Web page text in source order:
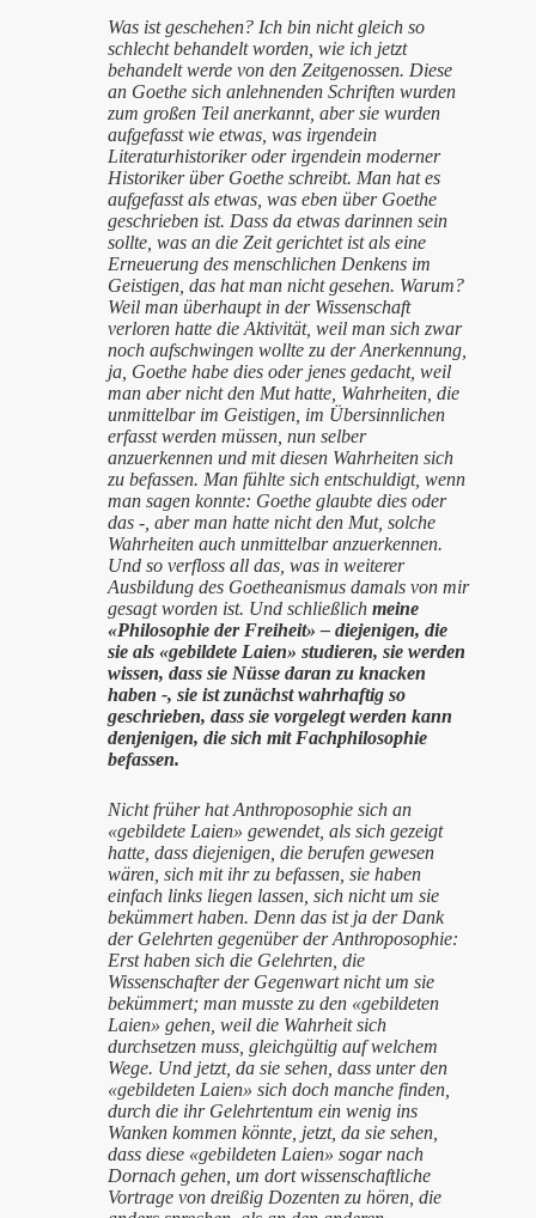
Was ist geschehen? Ich bin nicht gleich so
schlecht behandelt worden, wie ich jetzt
behandelt werde von den Zeitgenossen. Diese
an Goethe sich anlehnenden Schriften wurden
zum großen Teil anerkannt, aber sie wurden
aufgefasst wie etwas, was irgendein
Literaturhistoriker oder irgendein moderner
Historiker über Goethe schreibt. Man hat es
aufgefasst als etwas, was eben über Goethe
geschrieben ist. Dass da etwas darinnen sein
sollte, was an die Zeit gerichtet ist als eine
Erneuerung des menschlichen Denkens im
Geistigen, das hat man nicht gesehen. Warum?
Weil man überhaupt in der Wissenschaft
verloren hatte die Aktivität, weil man sich zwar
noch aufschwingen wollte zu der Anerkennung,
ja, Goethe habe dies oder jenes gedacht, weil
man aber nicht den Mut hatte, Wahrheiten, die
unmittelbar im Geistigen, im Übersinnlichen
erfasst werden müssen, nun selber
anzuerkennen und mit diesen Wahrheiten sich
zu befassen. Man fühlte sich entschuldigt, wenn
man sagen konnte: Goethe glaubte dies oder
das -, aber man hatte nicht den Mut, solche
Wahrheiten auch unmittelbar anzuerkennen.
Und so verfloss all das, was in weiterer
Ausbildung des Goetheanismus damals von mir
gesagt worden ist. Und schließlich meine
«Philosophie der Freiheit» – diejenigen, die
sie als «gebildete Laien» studieren, sie werden
wissen, dass sie Nüsse daran zu knacken
haben -, sie ist zunächst wahrhaftig so
geschrieben, dass sie vorgelegt werden kann
denjenigen, die sich mit Fachphilosophie
befassen.
Nicht früher hat Anthroposophie sich an
«gebildete Laien» gewendet, als sich gezeigt
hatte, dass diejenigen, die berufen gewesen
wären, sich mit ihr zu befassen, sie haben
einfach links liegen lassen, sich nicht um sie
bekümmert haben. Denn das ist ja der Dank
der Gelehrten gegenüber der Anthroposophie:
Erst haben sich die Gelehrten, die
Wissenschafter der Gegenwart nicht um sie
bekümmert; man musste zu den «gebildeten
Laien» gehen, weil die Wahrheit sich
durchsetzen muss, gleichgültig auf welchem
Wege. Und jetzt, da sie sehen, dass unter den
«gebildeten Laien» sich doch manche finden,
durch die ihr Gelehrtentum ein wenig ins
Wanken kommen könnte, jetzt, da sie sehen,
dass diese «gebildeten Laien» sogar nach
Dornach gehen, um dort wissenschaftliche
Vortrage von dreißig Dozenten zu hören, die